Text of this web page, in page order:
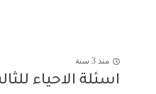
منذ 3 سنة
اسئلة الاحياء